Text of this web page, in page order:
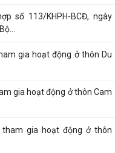
tham gia hoạt động ở thôn
gia hoạt động ở thôn Đồng
gia hoạt động ở thôn Nhân
ô tô không được dừng, đỗ